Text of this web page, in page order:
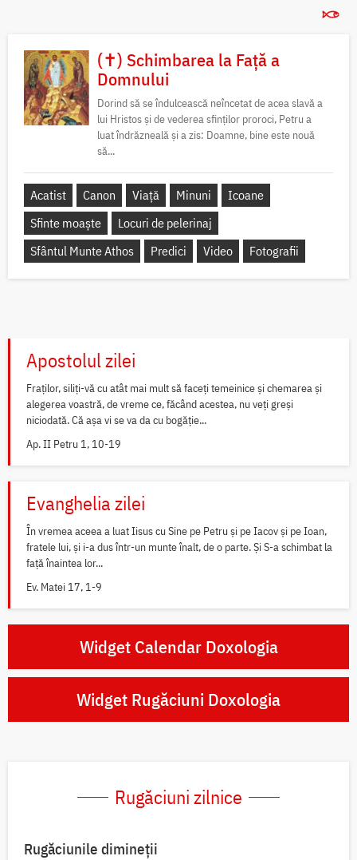
(✝) Schimbarea la Față a
Domnului
Dorind să se îndulcească neîncetat de acea slavă a
lui Hristos și de vederea sfinților proroci, Petru a
luat îndrăzneală și a zis: Doamne, bine este nouă
să...
Acatist Canon Viață Minuni
Icoane
Sfinte moaște
Locuri de pelerinaj
Sfântul Munte Athos
Predici Video Fotografii
Apostolul zilei
Fraților, siliți-vă cu atât mai mult să faceți temeinice și chemarea și
alegerea voastră, de vreme ce, făcând acestea, nu veți greși
niciodată. Că așa vi se va da cu bogăție...
Ap. II Petru 1, 10-19
Evanghelia zilei
În vremea aceea a luat Iisus cu Sine pe Petru și pe Iacov și pe Ioan,
fratele lui, și i-a dus într-un munte înalt, de o parte. Și S-a schimbat la
față înaintea lor...
Ev. Matei 17, 1-9
Widget Calendar Doxologia
Widget Rugăciuni Doxologia
Rugăciuni zilnice
Rugăciunile dimineții